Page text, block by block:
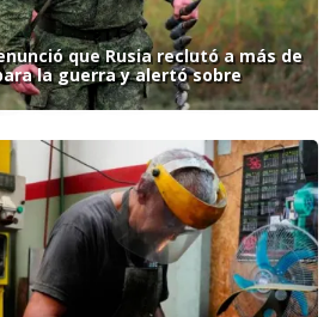
que Rusia reclutó a más de
la guerra y alertó sobre